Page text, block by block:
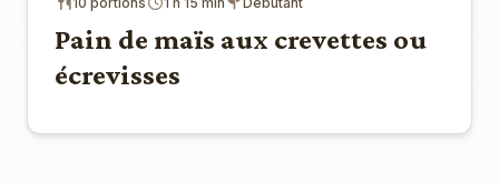
Pain de maïs aux crevettes ou
écrevisses